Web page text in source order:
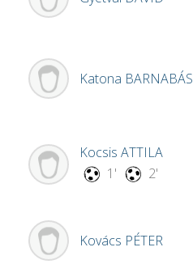
Katona BARNABÁS
Kocsis ATTILA
1'
2'
Kovács PÉTER